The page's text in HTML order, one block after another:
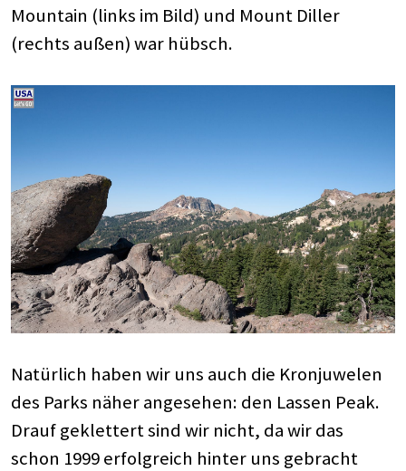
Mountain (links im Bild) und Mount Diller
(rechts außen) war hübsch.
Natürlich haben wir uns auch die Kronjuwelen
des Parks näher angesehen: den Lassen Peak.
Drauf geklettert sind wir nicht, da wir das
schon 1999 erfolgreich hinter uns gebracht